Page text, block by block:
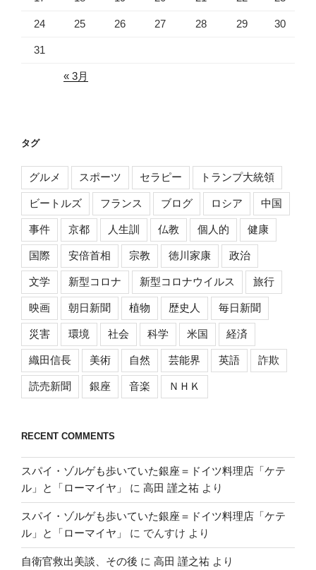
24 25 26 27 28 29 30
31
« 3月
タグ
グルメ スポーツ セラピー トランプ大統領
ビートルズ フランス ブログ ロシア 中国
事件 京都 人生訓 仏教 個人的 健康
国際 安倍首相 宗教 徳川家康 政治
文学 新型コロナ 新型コロナウイルス 旅行
映画 朝日新聞 植物 歴史人 毎日新聞
災害 環境 社会 科学 米国 経済
織田信長 美術 自然 芸能界 英語 詐欺
読売新聞 銀座 音楽 ＮＨＫ
RECENT COMMENTS
スパイ・ゾルゲも歩いていた銀座＝ドイツ料理店「ケテ
ル」と「ローマイヤ」
に 高田 謹之祐 より
スパイ・ゾルゲも歩いていた銀座＝ドイツ料理店「ケテ
ル」と「ローマイヤ」
に でんすけ より
自衛官救出美談、その後 に 高田 謹之祐 より